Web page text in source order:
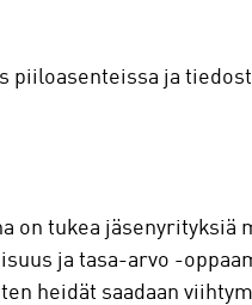
piiloasenteissa ja
on tukea jäsenyrityksiä
ja tasa-arvo -
heidät saadaan